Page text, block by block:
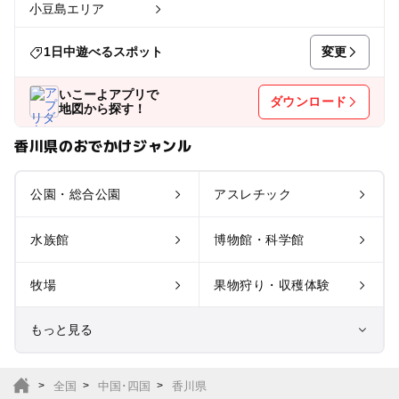
小豆島エリア
1日中遊べるスポット 変更
いこーよアプリで
地図から探す！
ダウンロード
香川県のおでかけジャンル
公園・総合公園 アスレチック
水族館 博物館・科学館
牧場 果物狩り・収穫体験
もっと見る
全国 中国･四国 香川県